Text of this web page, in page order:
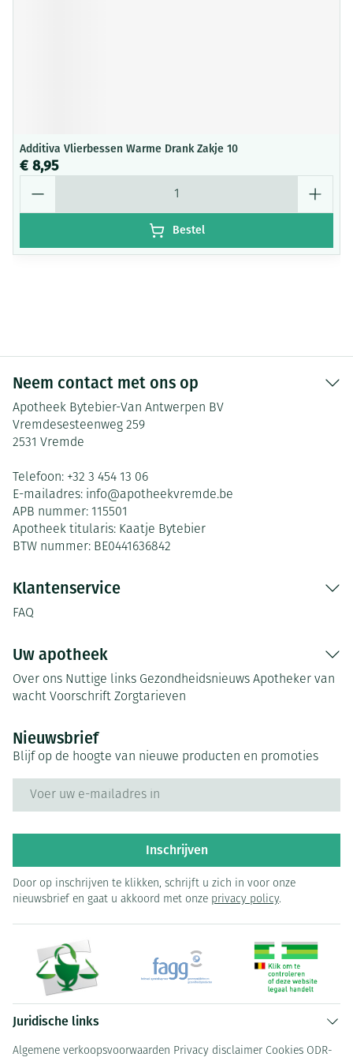
Additiva Vlierbessen Warme Drank Zakje 10
€ 8,95
Bestel
Neem contact met ons op
Apotheek Bytebier-Van Antwerpen BV
Vremdesesteenweg 259
2531 Vremde
Telefoon: +32 3 454 13 06
E-mailadres: info@apotheekvremde.be
APB nummer: 115501
Apotheek titularis: Kaatje Bytebier
BTW nummer: BE0441636842
Klantenservice
FAQ
Uw apotheek
Over ons Nuttige links Gezondheidsnieuws Apotheker van
wacht Voorschrift Zorgtarieven
Nieuwsbrief
Blijf op de hoogte van nieuwe producten en promoties
Inschrijven
Door op inschrijven te klikken, schrijft u zich in voor onze
nieuwsbrief en gaat u akkoord met onze privacy policy.
Juridische links
Algemene verkoopsvoorwaarden Privacy disclaimer Cookies ODR-